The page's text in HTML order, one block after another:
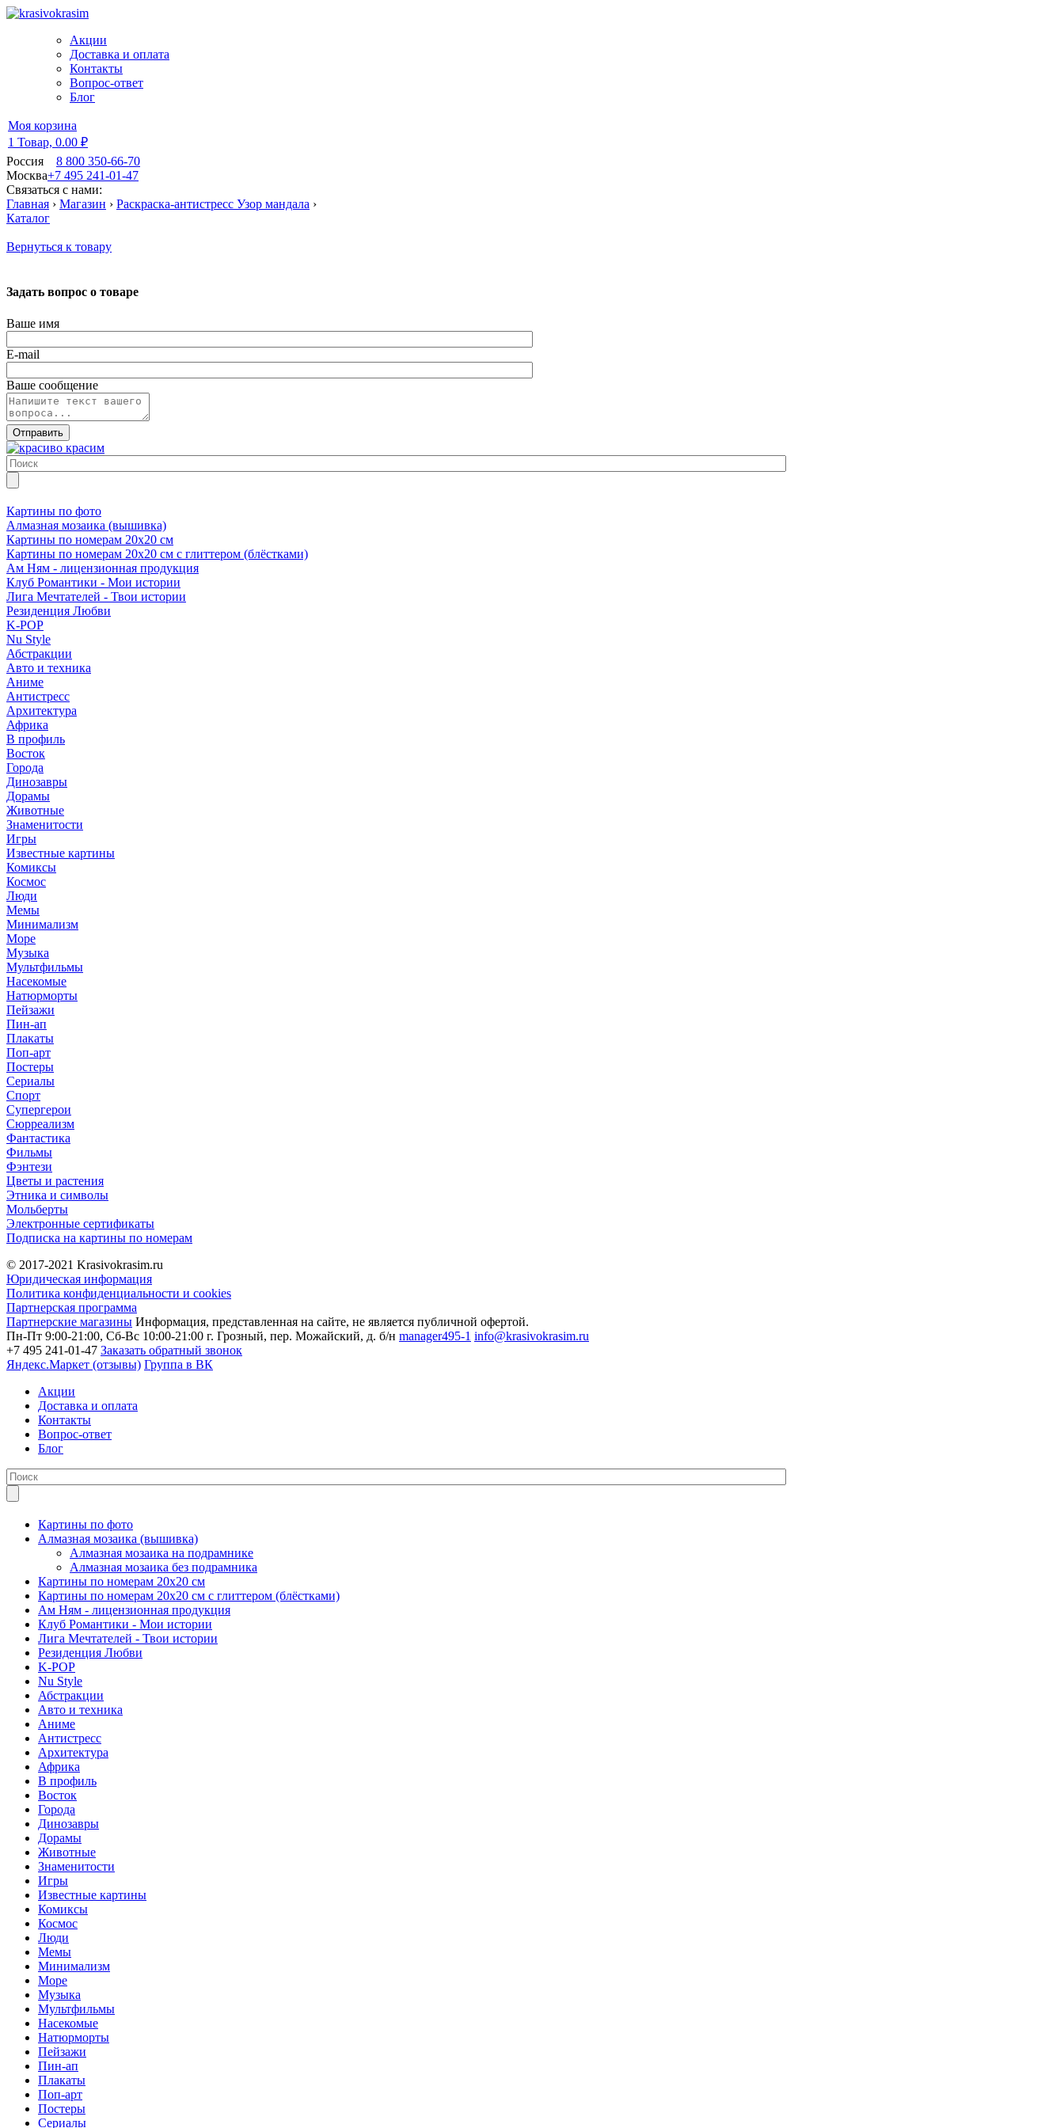
Акции
Доставка и оплата
Контакты
Вопрос-ответ
Блог
Моя корзина
1 Товар, 0.00 ₽
Россия
8 800 350-66-70
Москва+7 495 241-01-47
Связаться с нами:
Главная › Магазин › Раскраска-антистресс Узор мандала ›
Каталог
Вернуться к товару
Задать вопрос о товаре
Ваше имя
E-mail
Ваше сообщение
Картины по фото
Алмазная мозаика (вышивка)
Картины по номерам 20х20 см
Картины по номерам 20х20 см с глиттером (блёстками)
Ам Ням - лицензионная продукция
Клуб Романтики - Мои истории
Лига Мечтателей - Твои истории
Резиденция Любви
K-POP
Nu Style
Абстракции
Авто и техника
Аниме
Антистресс
Архитектура
Африка
В профиль
Восток
Города
Динозавры
Дорамы
Животные
Знаменитости
Игры
Известные картины
Комиксы
Космос
Люди
Мемы
Минимализм
Море
Музыка
Мультфильмы
Насекомые
Натюрморты
Пейзажи
Пин-ап
Плакаты
Поп-арт
Постеры
Сериалы
Спорт
Супергерои
Сюрреализм
Фантастика
Фильмы
Фэнтези
Цветы и растения
Этника и символы
Мольберты
Электронные сертификаты
Подписка на картины по номерам
© 2017-2021 Krasivokrasim.ru
Юридическая информация
Политика конфиденциальности и cookies
Партнерская программа
Партнерские магазины Информация, представленная на сайте, не является публичной офертой.
Пн-Пт 9:00-21:00, Сб-Вс 10:00-21:00 г. Грозный, пер. Можайский, д. б/н manager495-1 info@krasivokrasim.ru
+7 495 241-01-47 Заказать обратный звонок
Яндекс.Маркет (отзывы) Группа в ВК
Акции
Доставка и оплата
Контакты
Вопрос-ответ
Блог
Картины по фото
Алмазная мозаика (вышивка)
Алмазная мозаика на подрамнике
Алмазная мозаика без подрамника
Картины по номерам 20х20 см
Картины по номерам 20х20 см с глиттером (блёстками)
Ам Ням - лицензионная продукция
Клуб Романтики - Мои истории
Лига Мечтателей - Твои истории
Резиденция Любви
K-POP
Nu Style
Абстракции
Авто и техника
Аниме
Антистресс
Архитектура
Африка
В профиль
Восток
Города
Динозавры
Дорамы
Животные
Знаменитости
Игры
Известные картины
Комиксы
Космос
Люди
Мемы
Минимализм
Море
Музыка
Мультфильмы
Насекомые
Натюрморты
Пейзажи
Пин-ап
Плакаты
Поп-арт
Постеры
Сериалы